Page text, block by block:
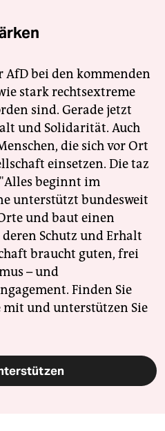
AfD bei den kommenden
stark rechtsextreme
sind. Gerade jetzt
und Solidarität. Auch
die sich vor Ort
einsetzen. Die taz
beginnt im
unterstützt bundesweit
und baut einen
Schutz und Erhalt
braucht guten, frei
– und
Finden Sie
mit und unterstützen Sie